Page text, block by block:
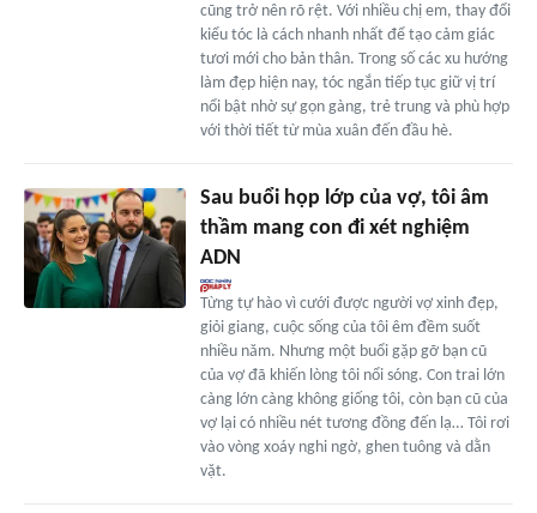
cũng trở nên rõ rệt. Với nhiều chị em, thay đổi
kiểu tóc là cách nhanh nhất để tạo cảm giác
tươi mới cho bản thân. Trong số các xu hướng
làm đẹp hiện nay, tóc ngắn tiếp tục giữ vị trí
nổi bật nhờ sự gọn gàng, trẻ trung và phù hợp
với thời tiết từ mùa xuân đến đầu hè.
Sau buổi họp lớp của vợ, tôi âm
thầm mang con đi xét nghiệm
ADN
Từng tự hào vì cưới được người vợ xinh đẹp,
giỏi giang, cuộc sống của tôi êm đềm suốt
nhiều năm. Nhưng một buổi gặp gỡ bạn cũ
của vợ đã khiến lòng tôi nổi sóng. Con trai lớn
càng lớn càng không giống tôi, còn bạn cũ của
vợ lại có nhiều nét tương đồng đến lạ… Tôi rơi
vào vòng xoáy nghi ngờ, ghen tuông và dằn
vặt.